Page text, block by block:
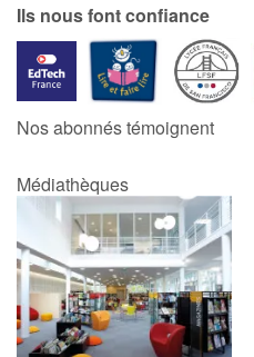
Formats et illustrations
Catalogue anglais
Contraste +
Aide
Accueil
Ils nous font confiance
Nos abonnés témoignent
Médiathèques